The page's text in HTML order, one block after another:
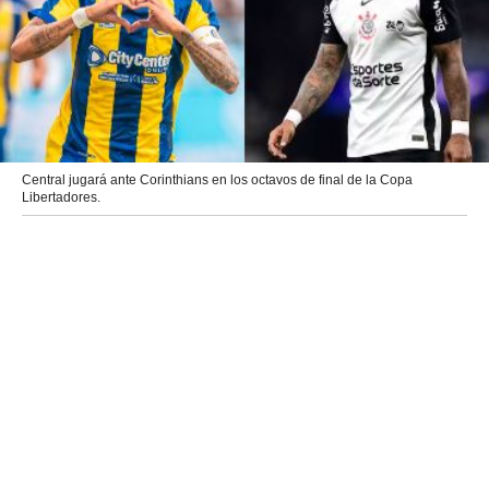
Central jugará ante Corinthians en los octavos de final de la Copa
Libertadores.